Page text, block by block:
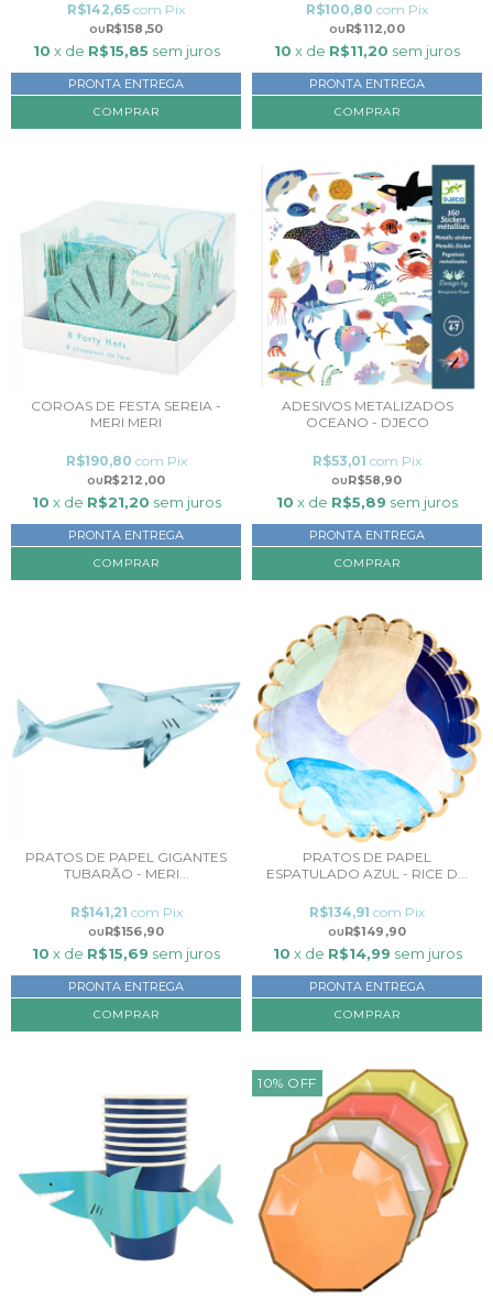
R$158,50
R$142,65 com Pix
10 x de R$15,85 sem juros
PRONTA ENTREGA
R$112,00
R$100,80 com Pix
10 x de R$11,20 sem juros
PRONTA ENTREGA
COROAS DE FESTA SEREIA -
MERI MERI
R$212,00
R$190,80 com Pix
10 x de R$21,20 sem juros
PRONTA ENTREGA
ADESIVOS METALIZADOS
OCEANO - DJECO
R$58,90
R$53,01 com Pix
10 x de R$5,89 sem juros
PRONTA ENTREGA
PRATOS DE PAPEL GIGANTES
TUBARÃO - MERI...
R$156,90
R$141,21 com Pix
10 x de R$15,69 sem juros
PRONTA ENTREGA
PRATOS DE PAPEL
ESPATULADO AZUL - RICE D...
R$149,90
R$134,91 com Pix
10 x de R$14,99 sem juros
PRONTA ENTREGA
10% OFF